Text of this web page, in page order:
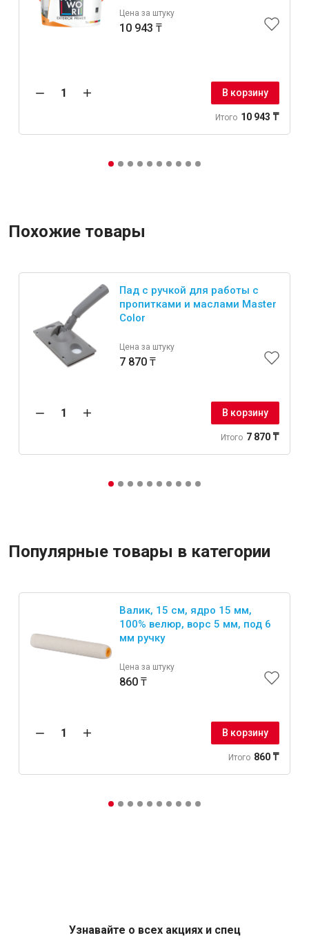
Цена за штуку
10 943 ₸
В корзину
Итого 10 943 ₸
Похожие товары
Пад с ручкой для работы с
пропитками и маслами Master
Color
Цена за штуку
7 870 ₸
В корзину
Итого 7 870 ₸
Популярные товары в категории
Валик, 15 см, ядро 15 мм,
100% велюр, ворс 5 мм, под 6
мм ручку
Цена за штуку
860 ₸
В корзину
Итого 860 ₸
Узнавайте о всех акциях и спец
Анкеры
Канаты, шнуры
Товары для бани и сауны